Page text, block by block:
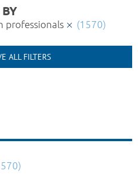
professionals (1570)
ALL FILTERS